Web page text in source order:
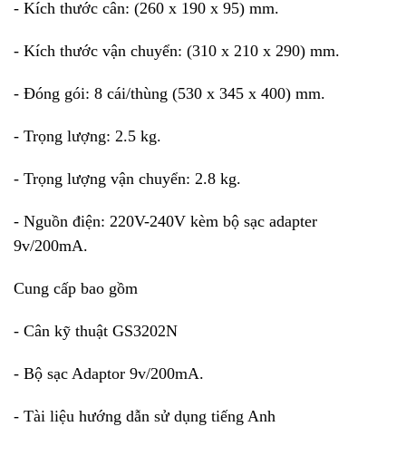
- Kích thước cân: (260 x 190 x 95) mm.
- Kích thước vận chuyển: (310 x 210 x 290) mm.
- Đóng gói: 8 cái/thùng (530 x 345 x 400) mm.
- Trọng lượng: 2.5 kg.
- Trọng lượng vận chuyển: 2.8 kg.
- Nguồn điện: 220V-240V kèm bộ sạc adapter
9v/200mA.
Cung cấp bao gồm
- Cân kỹ thuật GS3202N
- Bộ sạc Adaptor 9v/200mA.
- Tài liệu hướng dẫn sử dụng tiếng Anh